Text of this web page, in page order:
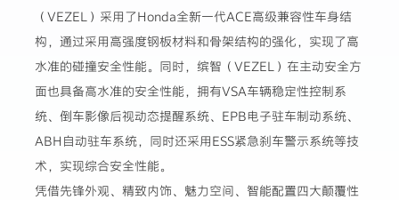
（VEZEL）采用了Honda全新一代ACE高级兼容性车身结
构，通过采用高强度钢板材料和骨架结构的强化，实现了高
水准的碰撞安全性能。同时，缤智（VEZEL）在主动安全方
面也具备高水准的安全性能，拥有VSA车辆稳定性控制系
统、倒车影像后视动态提醒系统、EPB电子驻车制动系统、
ABH自动驻车系统，同时还采用ESS紧急刹车警示系统等技
术，实现综合安全性能。
凭借先锋外观、精致内饰、魅力空间、智能配置四大颠覆性